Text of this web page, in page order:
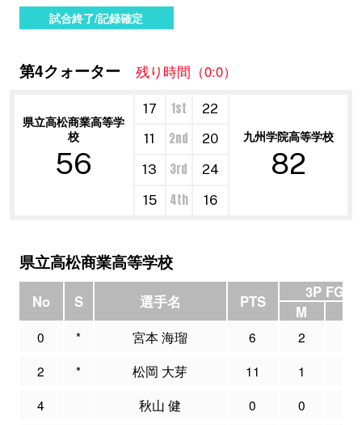
試合終了/記録確定
第4クォーター 残り時間（0:0）
県立高松商業高等学
校
56
17 1st
22
九州学院高等学校
82
11 2nd
20
13
3rd
24
15
4th 16
県立高松商業高等学校
No S 選手名 PTS
3P FG
M
0 * 宮本 海瑠 6 2
2
* 松岡 大芽 11 1
4
秋山 健 0 0